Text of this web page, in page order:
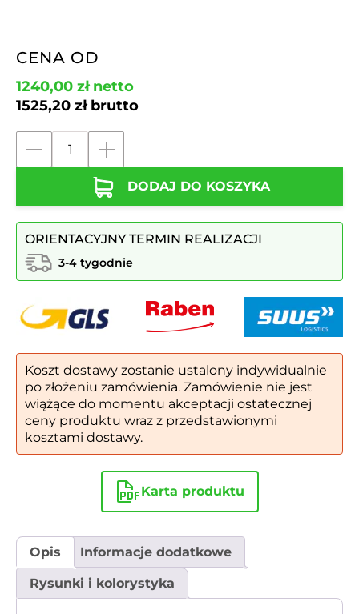
CENA OD
1240,00 złnetto
1525,20 złbrutto
trójkątna
ALMA
id.
3021
DODAJ DO KOSZYKA
ORIENTACYJNY TERMIN REALIZACJI
3-4 tygodnie
Koszt dostawy zostanie ustalony indywidualnie
po złożeniu zamówienia. Zamówienie nie jest
wiążące do momentu akceptacji ostatecznej
ceny produktu wraz z przedstawionymi
kosztami dostawy.
Karta produktu
Opis Informacje dodatkowe
Rysunki i kolorystyka